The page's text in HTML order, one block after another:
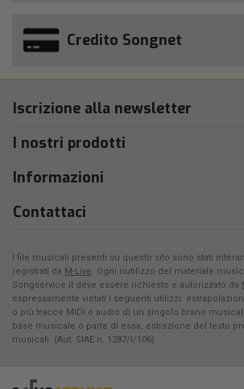
Credito Songnet
Iscrizione alla newsletter
I nostri prodotti
Informazioni
Contattaci
I file musicali presenti su questo sito sono stati
registrati da M-Live. Ogni riutilizzo del materiale
Songservice.it deve essere richiesto e autorizzato da
espressamente vietati i seguenti utilizzi:
o più tracce MIDI o audio di un singolo brano
base musicale o parte di essa, estrazione del testo
musicali. (Aut. SIAE n. 1287/I/106)